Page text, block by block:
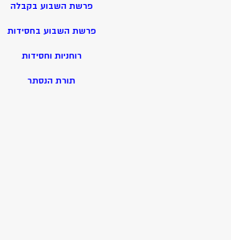
פרשת השבוע בקבלה
פרשת השבוע בחסידות
רוחניות וחסידות
תורת הנסתר